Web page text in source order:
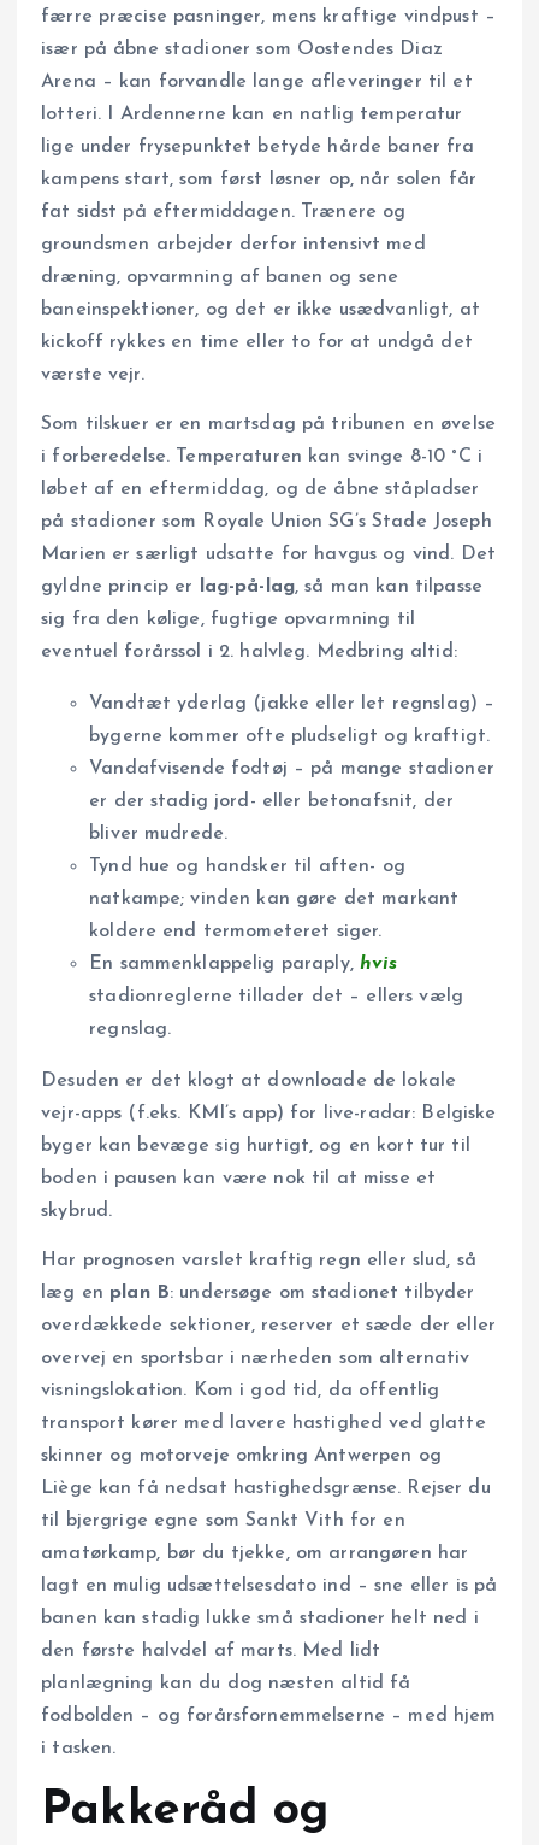
færre præcise pasninger, mens kraftige vindpust –
især på åbne stadioner som Oostendes Diaz
Arena – kan forvandle lange afleveringer til et
lotteri. I Ardennerne kan en natlig temperatur
lige under frysepunktet betyde hårde baner fra
kampens start, som først løsner op, når solen får
fat sidst på eftermiddagen. Trænere og
groundsmen arbejder derfor intensivt med
dræning, opvarmning af banen og sene
baneinspektioner, og det er ikke usædvanligt, at
kickoff rykkes en time eller to for at undgå det
værste vejr.
Som tilskuer er en martsdag på tribunen en øvelse
i forberedelse. Temperaturen kan svinge 8-10 °C i
løbet af en eftermiddag, og de åbne ståpladser
på stadioner som Royale Union SG’s Stade Joseph
Marien er særligt udsatte for havgus og vind. Det
gyldne princip er
lag-på-lag, så man kan tilpasse
sig fra den kølige, fugtige opvarmning til
eventuel forårssol i 2. halvleg. Medbring altid:
Vandtæt yderlag (jakke eller let regnslag) –
bygerne kommer ofte pludseligt og kraftigt.
Vandafvisende fodtøj – på mange stadioner
er der stadig jord- eller betonafsnit, der
bliver mudrede.
Tynd hue og handsker til aften- og
natkampe; vinden kan gøre det markant
koldere end termometeret siger.
En sammenklappelig paraply,hvis
stadionreglerne tillader det – ellers vælg
regnslag.
Desuden er det klogt at downloade de lokale
vejr-apps (f.eks. KMI’s app) for live-radar: Belgiske
byger kan bevæge sig hurtigt, og en kort tur til
boden i pausen kan være nok til at misse et
skybrud.
Har prognosen varslet kraftig regn eller slud, så
læg en plan B: undersøge om stadionet tilbyder
overdækkede sektioner, reserver et sæde der eller
overvej en sportsbar i nærheden som alternativ
visningslokation. Kom i god tid, da offentlig
transport kører med lavere hastighed ved glatte
skinner og motorveje omkring Antwerpen og
Liège kan få nedsat hastighedsgrænse. Rejser du
til bjergrige egne som Sankt Vith for en
amatørkamp, bør du tjekke, om arrangøren har
lagt en mulig udsættelsesdato ind – sne eller is på
banen kan stadig lukke små stadioner helt ned i
den første halvdel af marts. Med lidt
planlægning kan du dog næsten altid få
fodbolden – og forårsfornemmelserne – med hjem
i tasken.
Pakkeråd og